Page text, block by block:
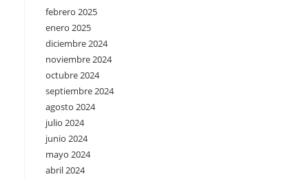
febrero 2025
enero 2025
diciembre 2024
noviembre 2024
octubre 2024
septiembre 2024
agosto 2024
julio 2024
junio 2024
mayo 2024
abril 2024